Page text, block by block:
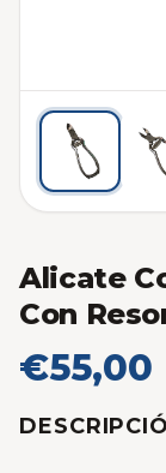
Alicate
Con
€55,00